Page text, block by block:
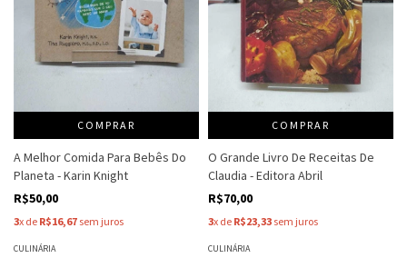
COMPRAR
A Melhor Comida Para Bebês Do
Planeta - Karin Knight
R$50,00
3x de R$16,67 sem juros
CULINÁRIA
COMPRAR
O Grande Livro De Receitas De
Claudia - Editora Abril
R$70,00
3x de R$23,33 sem juros
CULINÁRIA